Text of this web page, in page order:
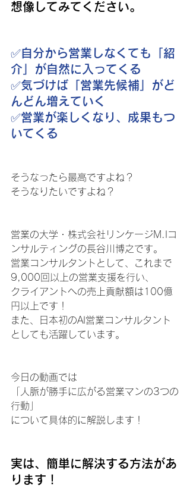
想像してみてください。
✅️自分から営業しなくても「紹
介」が自然に入ってくる
✅️気づけば「営業先候補」がど
んどん増えていく
✅️営業が楽しくなり、成果もつ
いてくる
そうなったら最高ですよね？
そうなりたいですよね？
営業の大学・株式会社リンケージM.Iコ
ンサルティングの長谷川博之です。
営業コンサルタントとして、これまで
9,000回以上の営業支援を行い、
クライアントへの売上貢献額は100億
円以上です！
また、日本初のAI営業コンサルタント
としても活躍しています。
今日の動画では
「人脈が勝手に広がる営業マンの3つの
行動」
について具体的に解説します！
実は、簡単に解決する方法があ
ります！